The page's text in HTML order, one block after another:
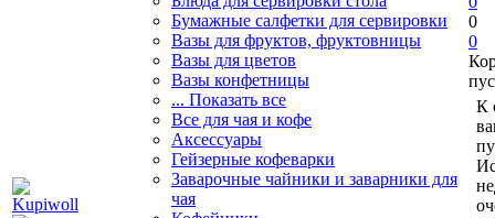
Бумажные салфетки для сервировки
Вазы для фруктов, фруктовницы
Вазы для цветов
Вазы конфетницы
... Показать все
Все для чая и кофе
Аксессуары
Гейзерные кофеварки
Заварочные чайники и заварники для
чая
0
0
К